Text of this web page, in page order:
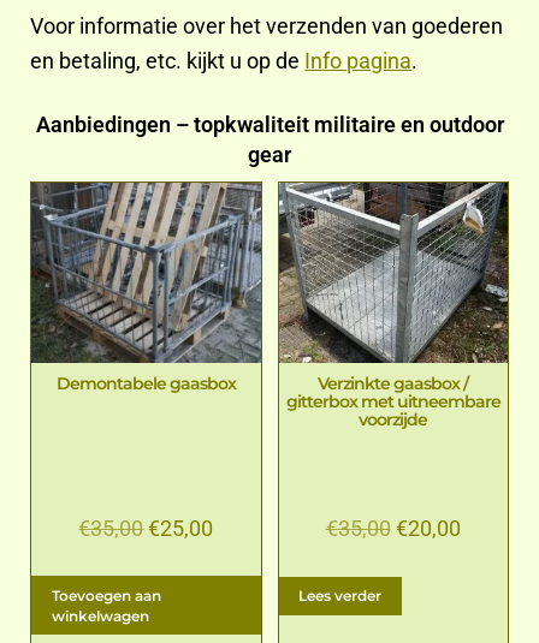
Voor informatie over het verzenden van goederen
en betaling, etc. kijkt u op de Info pagina.
Aanbiedingen – topkwaliteit militaire en outdoor
gear
Demontabele gaasbox
€35,00€25,00
Toevoegen aan
winkelwagen
Verzinkte gaasbox /
gitterbox met uitneembare
voorzijde
€35,00 €20,00
Lees verder